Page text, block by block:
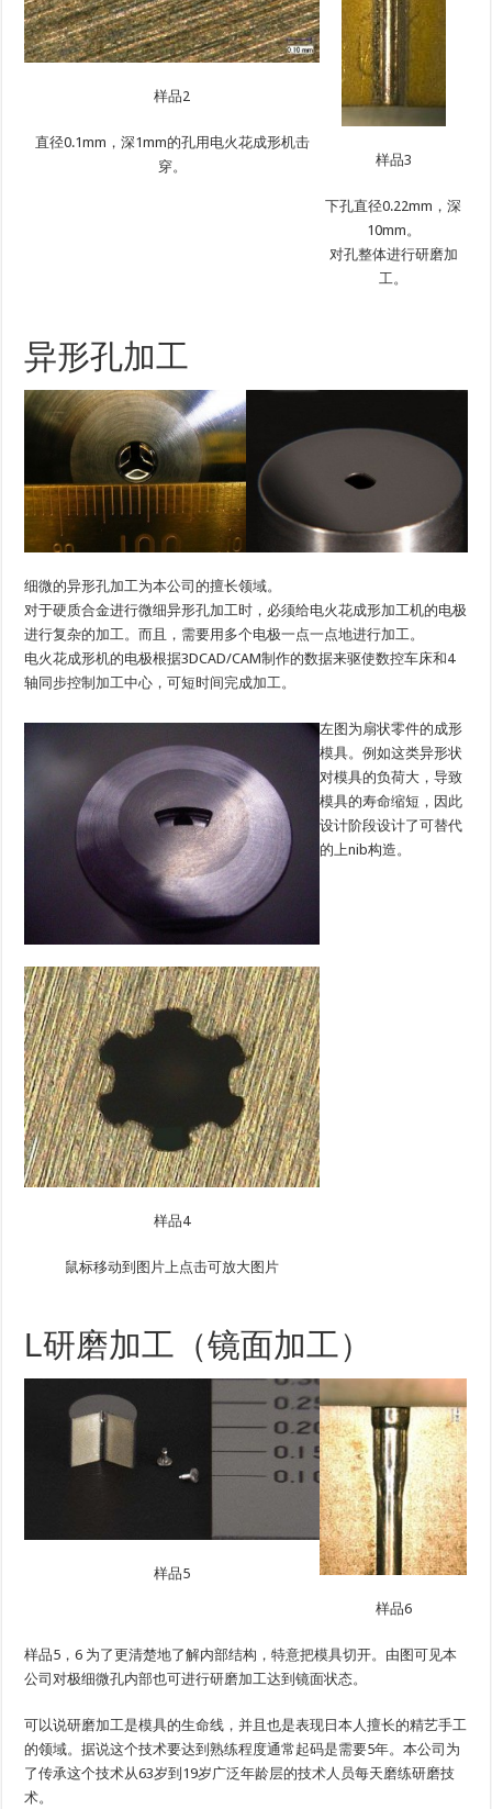
样品2
直径0.1mm，深1mm的孔用电火花成形机击
穿。
样品3
下孔直径0.22mm，深
10mm。
对孔整体进行研磨加
工。
异形孔加工
细微的异形孔加工为本公司的擅长领域。
对于硬质合金进行微细异形孔加工时，必须给电火花成形加工机的电极
进行复杂的加工。而且，需要用多个电极一点一点地进行加工。
电火花成形机的电极根据3DCAD/CAM制作的数据来驱使数控车床和4
轴同步控制加工中心，可短时间完成加工。
样品4
鼠标移动到图片上点击可放大图片
左图为扇状零件的成形
模具。例如这类异形状
对模具的负荷大，导致
模具的寿命缩短，因此
设计阶段设计了可替代
的上nib构造。
L研磨加工（镜面加工）
样品5
样品6
样品5，6 为了更清楚地了解内部结构，特意把模具切开。由图可见本
公司对极细微孔内部也可进行研磨加工达到镜面状态。
可以说研磨加工是模具的生命线，并且也是表现日本人擅长的精艺手工
的领域。据说这个技术要达到熟练程度通常起码是需要5年。本公司为
了传承这个技术从63岁到19岁广泛年龄层的技术人员每天磨练研磨技
术。